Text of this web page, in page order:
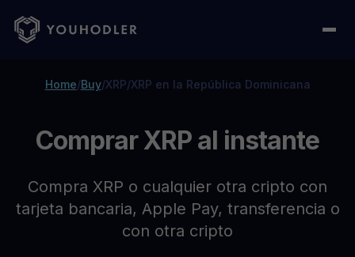
Home/Buy/XRP/XRP en la República Dominicana
Comprar XRP al instante
Compra XRP o cualquier otra cripto con
tarjeta bancaria, Apple Pay, transferencia o
con otra cripto